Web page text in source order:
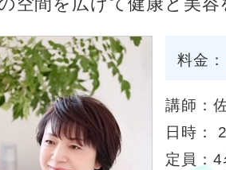
料金：
講師：
日時：
定員：4